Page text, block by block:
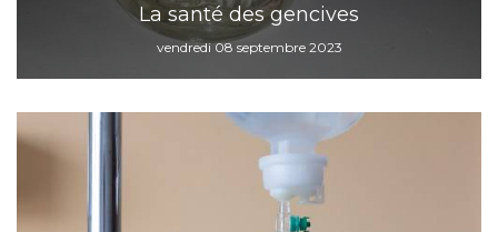
La santé des gencives
vendredi 08 septembre 2023